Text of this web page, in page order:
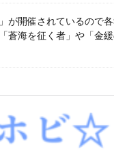
が開催されているので
蒼海を征く者」や「金